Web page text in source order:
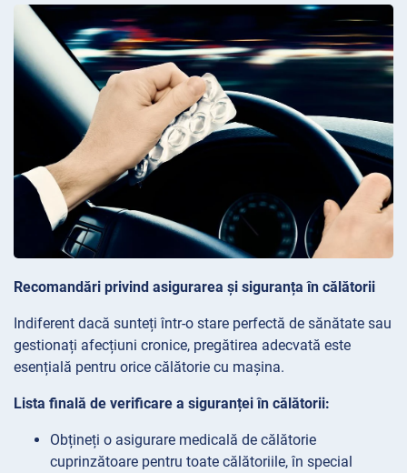
Recomandări privind asigurarea și siguranța în călătorii
Indiferent dacă sunteți într-o stare perfectă de sănătate sau
gestionați afecțiuni cronice, pregătirea adecvată este
esențială pentru orice călătorie cu mașina.
Lista finală de verificare a siguranței în călătorii:
Obțineți o asigurare medicală de călătorie
cuprinzătoare pentru toate călătoriile, în special